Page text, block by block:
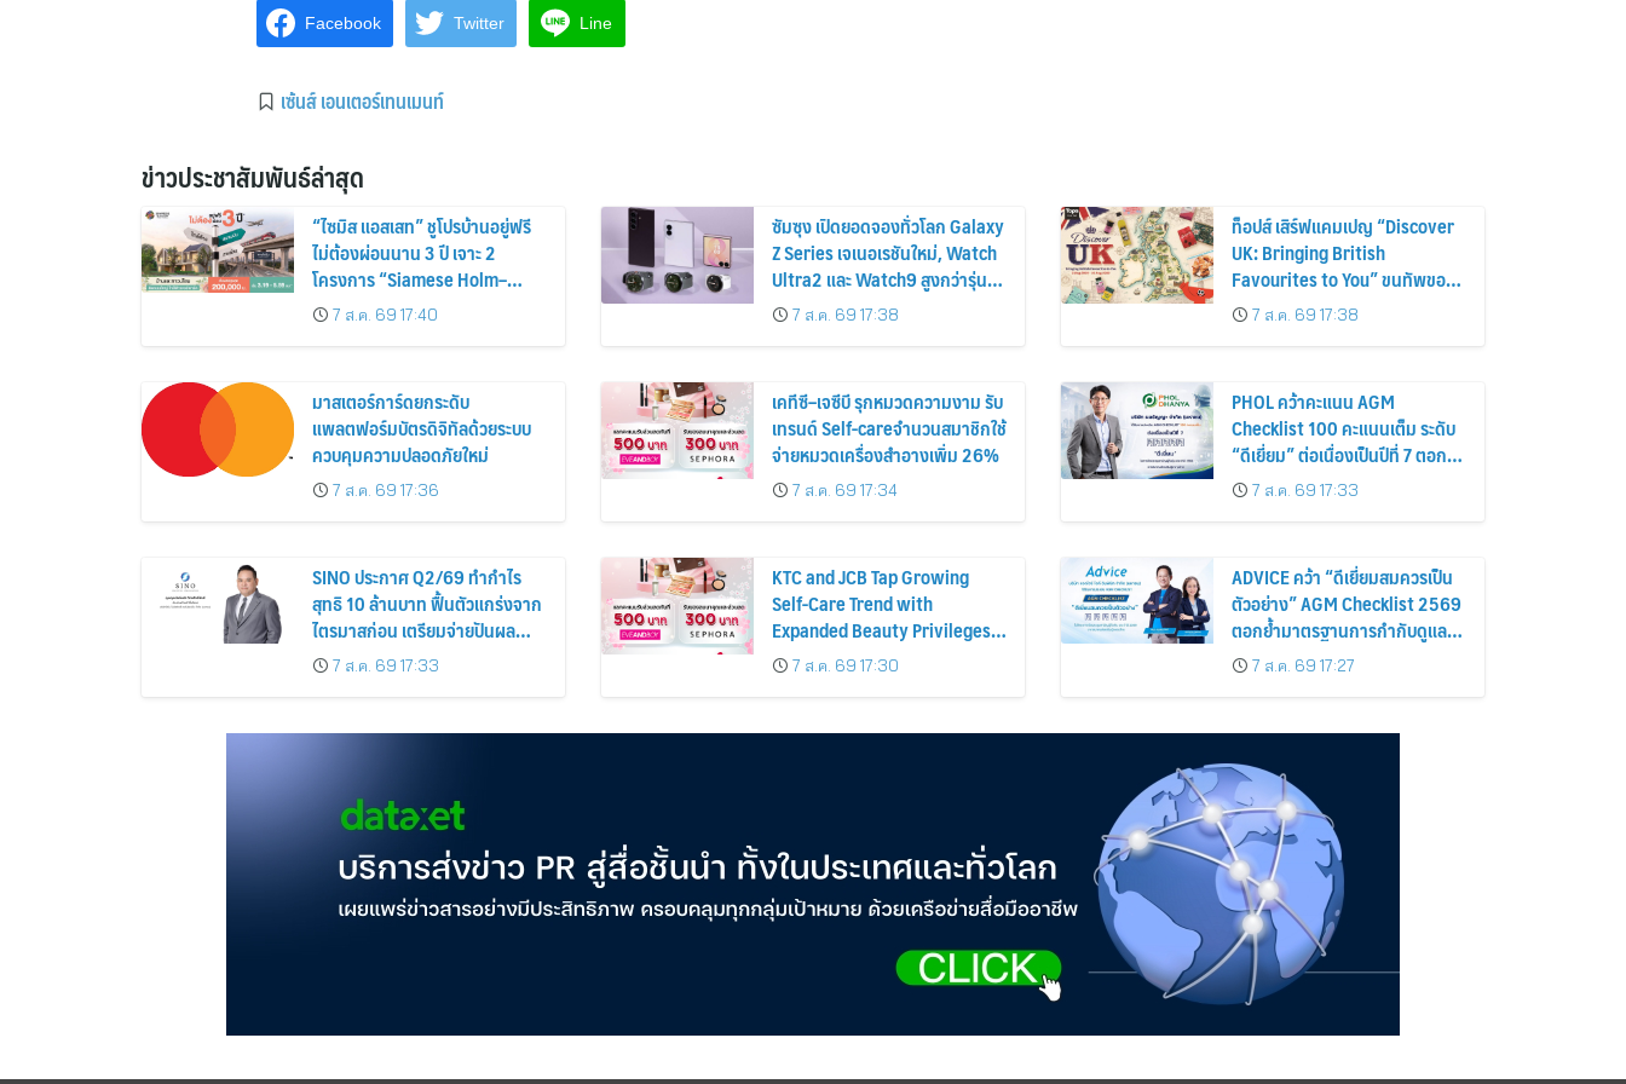
Facebook Twitter Line
เซ้นส์ เอนเตอร์เทนเมนท์
ข่าวประชาสัมพันธ์ล่าสุด
“ไซมิส แอสเสท” ชูโปรบ้านอยู่ฟรี
ไม่ต้องผ่อนนาน 3 ปี เจาะ 2
โครงการ “Siamese Holm–
Siamese Blossom” พร้อม
ส่วนลดและสิทธิพิเศษถึง 31
7 ส.ค. 69 17:40
ซัมซุง เปิดยอดจองทั่วโลก Galaxy
Z Series เจเนอเรชันใหม่, Watch
Ultra2 และ Watch9 สูงกว่ารุ่น
ก่อนหน้ากว่า 30%
7 ส.ค. 69 17:38
ท็อปส์ เสิร์ฟแคมเปญ “Discover
UK: Bringing British
Favourites to You” ขนทัพของ
อร่อยและไอเท็มฮิตจากสหราช
อาณาจักร ส่งตรงถึงมือตั้งแต่วัน
7 ส.ค. 69 17:38
มาสเตอร์การ์ดยกระดับ
แพลตฟอร์มบัตรดิจิทัลด้วยระบบ
ควบคุมความปลอดภัยใหม่
7 ส.ค. 69 17:36
เคทีซี–เจซีบี รุกหมวดความงาม รับ
เทรนด์ Self-careจำนวนสมาชิกใช้
จ่ายหมวดเครื่องสำอางเพิ่ม 26%
7 ส.ค. 69 17:34
PHOL คว้าคะแนน AGM
Checklist 100 คะแนนเต็ม ระดับ
“ดีเยี่ยม” ต่อเนื่องเป็นปีที่ 7 ตอกย้ำ
การดำเนินธุรกิจตามหลักธรรมาภิ
บาล โปร่งใส สร้างความเชื่อมั่นผู้
7 ส.ค. 69 17:33
SINO ประกาศ Q2/69 ทำกำไร
สุทธิ 10 ล้านบาท ฟื้นตัวแกร่งจาก
ไตรมาสก่อน เตรียมจ่ายปันผล
ระหว่างกาล 0.014423 บาทต่อหุ้น
ครึ่งปีหลังมุ่งเติบโตต่อเนื่อง
7 ส.ค. 69 17:33
KTC and JCB Tap Growing
Self-Care Trend with
Expanded Beauty Privileges
Number of KTC JCB
Cardmembers Spending on
7 ส.ค. 69 17:30
ADVICE คว้า “ดีเยี่ยมสมควรเป็น
ตัวอย่าง” AGM Checklist 2569
ตอกย้ำมาตรฐานการกำกับดูแล
กิจการที่ดี
7 ส.ค. 69 17:27